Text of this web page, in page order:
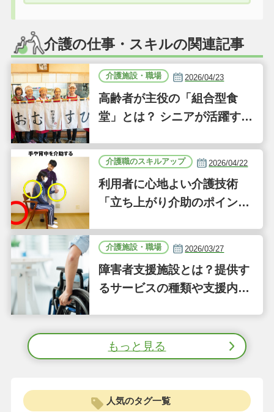
介護の仕事・スキルの関連記事
介護施設・職場 2026/04/23
高齢者が主役の「組合型食
堂」とは？ シニアが活躍する
D」に注目｜気になるあの介
護施設
介護職のスキルアップ 2026/04/22
利用者に心地よい介護技術
「立ち上がり介助のポイン
（41）
介護施設・職場 2026/03/27
障害者支援施設とは？提供す
るサービスの種類や支援内容
もっと見る
人気のタグ一覧